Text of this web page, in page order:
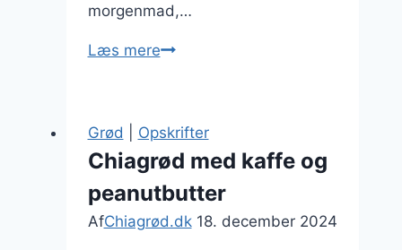
morgenmad,…
Læs mereChiagrød
til
sund
livsstil
Grød Opskrifter
Chiagrød med kaffe og
peanutbutter
AfChiagrød.dk 18. december 2024